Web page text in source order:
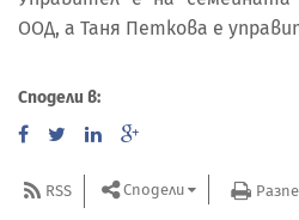
ООД, а Таня Петкова е
Сподели в:
RSS Сподели